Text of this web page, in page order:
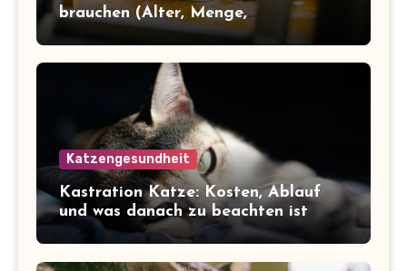
brauchen (Alter, Menge,
Inhaltsstoffe)
Katzengesundheit
Kastration Katze: Kosten, Ablauf
und was danach zu beachten ist